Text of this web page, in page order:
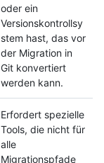
oder ein
Versionskontrollsy
stem hast, das vor
der Migration in
Git konvertiert
werden kann.
Erfordert spezielle
Tools, die nicht für
alle
Migrationspfade